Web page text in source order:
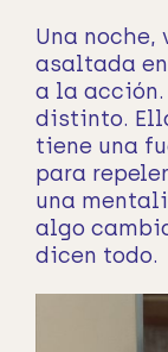
Una noche,
asaltada
a la
distinto.
tiene una
para
una
algo
dicen todo.